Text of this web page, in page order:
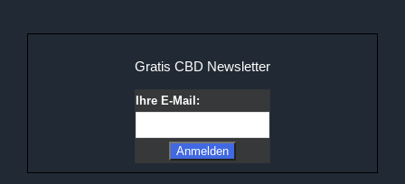
Gratis CBD Newsletter
Ihre E-Mail: